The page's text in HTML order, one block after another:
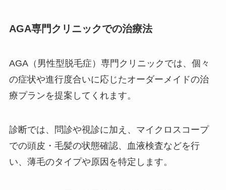
AGA専門クリニックでの治療法
AGA（男性型脱毛症）専門クリニックでは、個々
の症状や進行度合いに応じたオーダーメイドの治
療プランを提案してくれます。
診断では、問診や視診に加え、マイクロスコープ
での頭皮・毛髪の状態確認、血液検査などを行
い、薄毛のタイプや原因を特定します。